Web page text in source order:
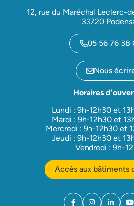
12, rue du Maréchal Leclerc-
33720
05 56 76 38
Nous
Horaires
Lundi : 9h-12h30 et
Mardi : 9h-12h30 et
Mercredi : 9h-12h30 et
Jeudi : 9h-12h30 et
Vendredi : 9h-
Accès aux bâtiments